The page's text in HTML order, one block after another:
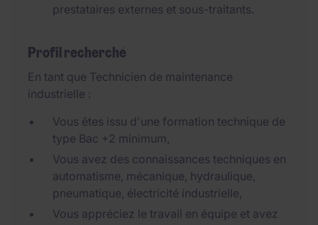
prestataires externes et sous-traitants.
Profil recherché
En tant que Technicien de maintenance
industrielle :
Vous êtes issu d'une formation technique de
type Bac +2 minimum,
Vous avez des connaissances techniques en
automatisme, mécanique, hydraulique,
pneumatique, électricité industrielle,
Vous appréciez le travail en équipe et avez